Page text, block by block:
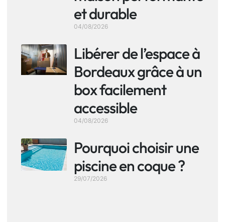
et durable
04/08/2026
Libérer de l’espace à
Bordeaux grâce à un
box facilement
accessible
04/08/2026
Pourquoi choisir une
piscine en coque ?
29/07/2026